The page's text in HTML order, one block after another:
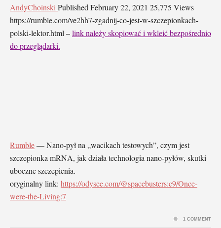
AndyChoinski Published February 22, 2021 25,775 Views
https://rumble.com/ve2hh7-zgadnij-co-jest-w-szczepionkach-
polski-lektor.html –link należy skopiować i wkleić bezpośrednio
do przeglądarki.
Rumble—Nano-pył na „wacikach testowych”, czym jest
szczepionka mRNA, jak działa technologia nano-pyłów, skutki
uboczne szczepienia.
oryginalny link: https://odysee.com/@spacebusters:c9/Once-
were-the-Living:7
1 COMMENT